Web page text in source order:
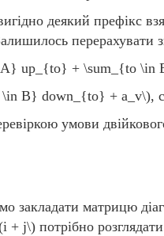
деякий префікс
перерахувати
up_{to} + \sum_{to \in
\in B} down_{to} + a_v\),
умови
закладати матрицю
+ j\) потрібно